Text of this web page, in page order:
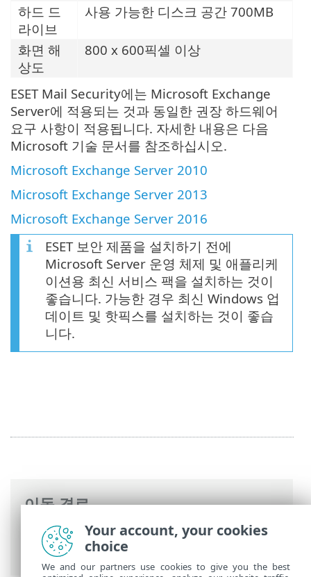
이동 경로
ESET 온라인 도움말>ESET Mail Security>
사양> 시스템 요구 사항
하드 드
라이브
사용 가능한 디스크 공간 700MB
화면 해
상도
800 x 600픽셀 이상
ESET Mail Security에는 Microsoft Exchange
Server에 적용되는 것과 동일한 권장 하드웨어
요구 사항이 적용됩니다. 자세한 내용은 다음
Microsoft 기술 문서를 참조하십시오.
Microsoft Exchange Server 2010
Microsoft Exchange Server 2013
Microsoft Exchange Server 2016
ESET 보안 제품을 설치하기 전에
Microsoft Server 운영 체제 및 애플리케
이션용 최신 서비스 팩을 설치하는 것이
좋습니다. 가능한 경우 최신 Windows 업
데이트 및 핫픽스를 설치하는 것이 좋습
니다.
Your account, your cookies
choice
We and our partners use cookies to give you the best